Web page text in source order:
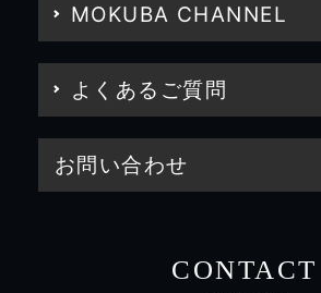
MOKUBA CHANNEL
よくあるご質問
お問い合わせ
CONTACT